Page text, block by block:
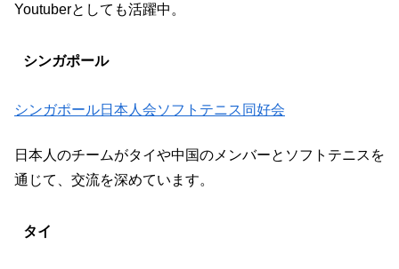
Youtuberとしても活躍中。
シンガポール
シンガポール日本人会ソフトテニス同好会
日本人のチームがタイや中国のメンバーとソフトテニスを
通じて、交流を深めています。
タイ